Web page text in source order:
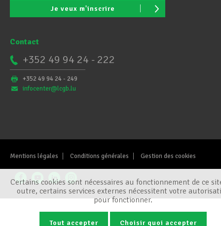
Je veux m'inscrire
Contact
+352 49 94 24 - 222
+352 49 94 24 - 249
infocenter@lcgb.lu
Mentions légales Conditions générales Gestion des cookies
Certains cookies sont nécessaires au fonctionnement de ce
outre, certains services externes nécessitent votre
pour fonctionner.
Tout accepter Choisir quoi accepter